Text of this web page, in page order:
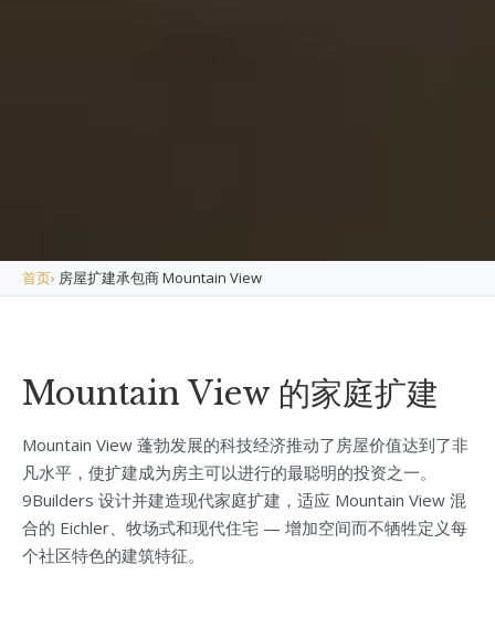
首页› 房屋扩建承包商 Mountain View
Mountain View 的家庭扩建
Mountain View 蓬勃发展的科技经济推动了房屋价值达到了非
凡水平，使扩建成为房主可以进行的最聪明的投资之一。
9Builders 设计并建造现代家庭扩建，适应 Mountain View 混
合的 Eichler、牧场式和现代住宅 — 增加空间而不牺牲定义每
个社区特色的建筑特征。